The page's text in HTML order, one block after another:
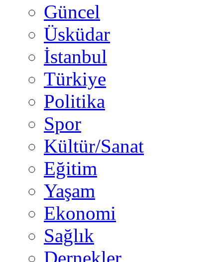
Güncel
Üsküdar
İstanbul
Türkiye
Politika
Spor
Kültür/Sanat
Eğitim
Yaşam
Ekonomi
Sağlık
Dernekler